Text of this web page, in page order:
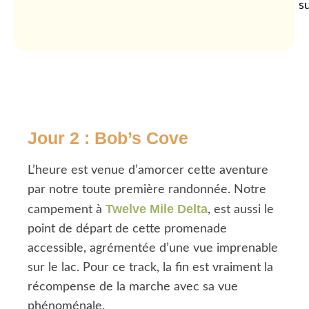
Jour 2 : Bob’s Cove
L’heure est venue d’amorcer cette aventure
par notre toute première randonnée. Notre
campement à Twelve Mile Delta, est aussi le
point de départ de cette promenade
accessible, agrémentée d’une vue imprenable
sur le lac. Pour ce track, la fin est vraiment la
récompense de la marche avec sa vue
phénoménale.